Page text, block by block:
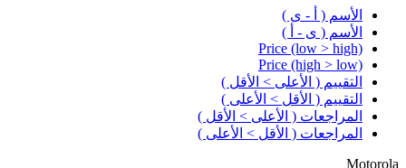
الأسم ( أ - ى )
الأسم ( ى - أ )
Price (low > high)
Price (high > low)
التقييم ( الأعلى > الأقل )
التقييم ( الأقل > الأعلى )
المراجعات ( الأعلى > الأقل )
المراجعات ( الأقل > الأعلى )
Motorola